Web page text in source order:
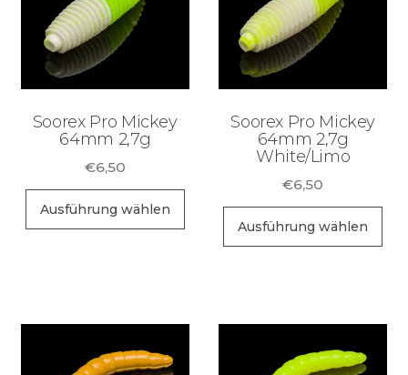
Soorex Pro Mickey
64mm 2,7g
€6,50
Ausführung wählen
Dieses
Produkt
weist
auf.
Soorex Pro Mickey
64mm 2,7g
White/Limo
€6,50
Ausführung wählen